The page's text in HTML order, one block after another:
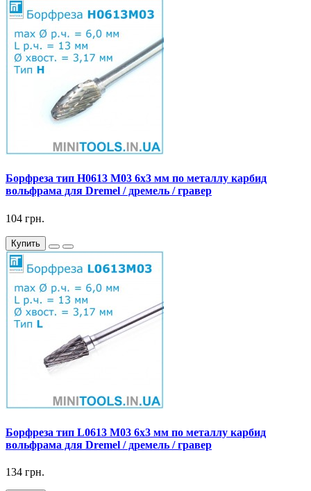
Борфреза тип H0613 M03 6x3 мм по металлу карбид
вольфрама для Dremel / дремель / гравер
104 грн.
Купить
Борфреза тип L0613 M03 6x3 мм по металлу карбид
вольфрама для Dremel / дремель / гравер
134 грн.